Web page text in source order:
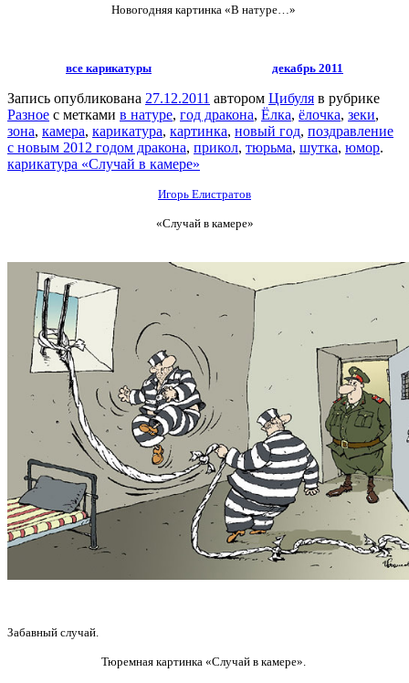
Новогодняя картинка «В натуре…»
все карикатуры декабрь 2011
Запись опубликована 27.12.2011 автором Цибуля в рубрике
Разное с метками в натуре, год дракона, Ёлка, ёлочка, зеки,
зона, камера, карикатура, картинка, новый год, поздравление
с новым 2012 годом дракона, прикол, тюрьма, шутка, юмор.
карикатура «Случай в камере»
Игорь Елистратов
«Случай в камере»
Забавный случай.
Тюремная картинка «Случай в камере».